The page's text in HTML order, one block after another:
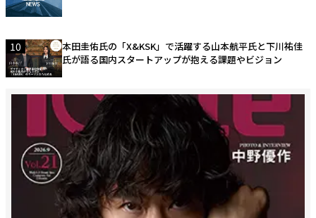
10
本田圭佑氏の「X&KSK」で活躍する山本航平氏と下川祐佳
氏が語る国内スタートアップが抱える課題やビジョン